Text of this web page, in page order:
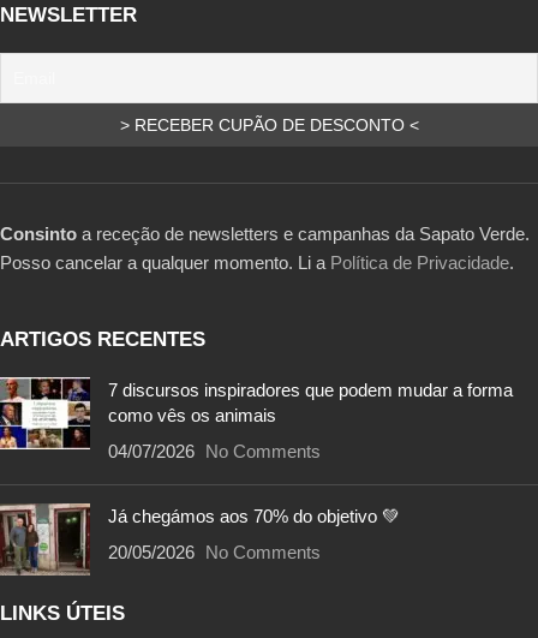
NEWSLETTER
Consinto a receção de newsletters e campanhas da Sapato Verde.
Posso cancelar a qualquer momento. Li a Política de Privacidade.
ARTIGOS RECENTES
7 discursos inspiradores que podem mudar a forma
como vês os animais
04/07/2026 No Comments
Já chegámos aos 70% do objetivo 💚
20/05/2026 No Comments
LINKS ÚTEIS